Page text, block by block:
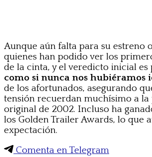
Aunque aún falta para su estreno
quienes han podido ver los
de la cinta, y el veredicto inicial es
como si nunca nos hubiéramos
de los afortunados, asegurando
tensión recuerdan muchísimo a la
original de 2002. Incluso ha
los Golden Trailer Awards, lo que
expectación.
Comenta en Telegram